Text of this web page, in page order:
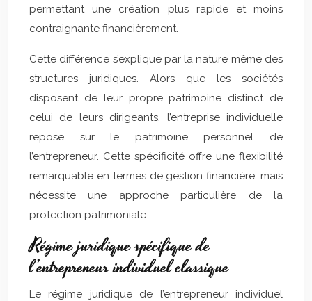
permettant une création plus rapide et moins
contraignante financièrement.
Cette différence s’explique par la nature même des
structures juridiques. Alors que les sociétés
disposent de leur propre patrimoine distinct de
celui de leurs dirigeants, l’entreprise individuelle
repose sur le patrimoine personnel de
l’entrepreneur. Cette spécificité offre une flexibilité
remarquable en termes de gestion financière, mais
nécessite une approche particulière de la
protection patrimoniale.
Régime juridique spécifique de
l’entrepreneur individuel classique
Le régime juridique de l’entrepreneur individuel